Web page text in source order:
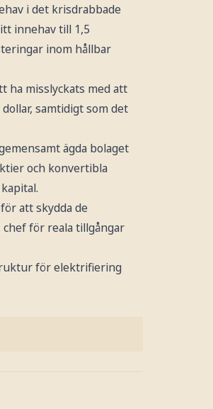
i det krisdrabbade
innehav till 1,5
inom hållbar
ha misslyckats med att
samtidigt som det
ägda bolaget
och konvertibla
att skydda de
chef för reala tillgångar
för elektrifiering